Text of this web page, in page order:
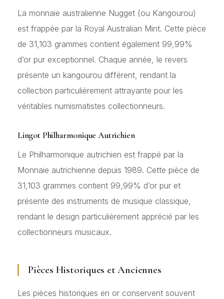
La monnaie australienne Nugget (ou Kangourou)
est frappée par la Royal Australian Mint. Cette pièce
de 31,103 grammes contient également 99,99%
d’or pur exceptionnel. Chaque année, le revers
présente un kangourou différent, rendant la
collection particulièrement attrayante pour les
véritables numismatistes collectionneurs.
Lingot Philharmonique Autrichien
Le Philharmonique autrichien est frappé par la
Monnaie autrichienne depuis 1989. Cette pièce de
31,103 grammes contient 99,99% d’or pur et
présente des instruments de musique classique,
rendant le design particulièrement apprécié par les
collectionneurs musicaux.
Pièces Historiques et Anciennes
Les pièces historiques en or conservent souvent